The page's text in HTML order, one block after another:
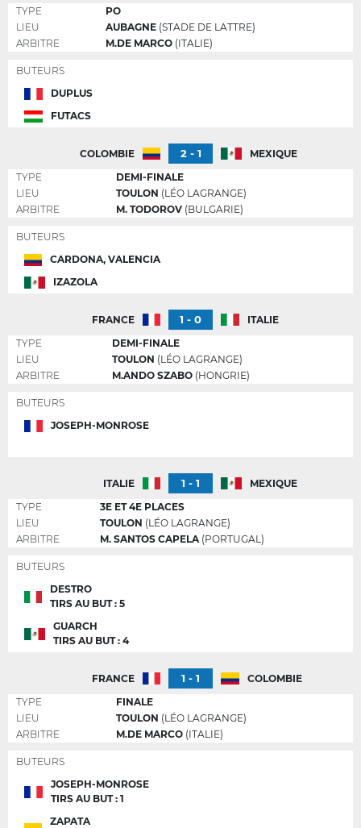
TYPE
PO
LIEU
AUBAGNE (STADE DE LATTRE)
ARBITRE
M.DE MARCO (ITALIE)
BUTEURS
DUPLUS
FUTACS
COLOMBIE 2 - 1
MEXIQUE
TYPE
DEMI-FINALE
LIEU
TOULON (LÉO LAGRANGE)
ARBITRE
M. TODOROV (BULGARIE)
BUTEURS
CARDONA, VALENCIA
IZAZOLA
FRANCE 1 - 0
ITALIE
TYPE
DEMI-FINALE
LIEU
TOULON (LÉO LAGRANGE)
ARBITRE
M.ANDO SZABO (HONGRIE)
BUTEURS
JOSEPH-MONROSE
ITALIE 1 - 1
MEXIQUE
TYPE
3E ET 4E PLACES
LIEU
TOULON (LÉO LAGRANGE)
ARBITRE
M. SANTOS CAPELA (PORTUGAL)
BUTEURS
DESTRO
TIRS AU BUT : 5
GUARCH
TIRS AU BUT : 4
FRANCE 1 - 1
COLOMBIE
TYPE
FINALE
LIEU
TOULON (LÉO LAGRANGE)
ARBITRE
M.DE MARCO (ITALIE)
BUTEURS
JOSEPH-MONROSE
TIRS AU BUT : 1
ZAPATA